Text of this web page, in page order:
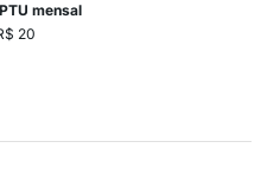
mensal
20